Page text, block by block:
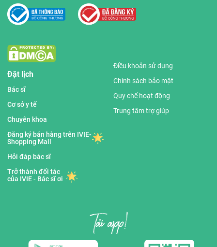
Đặt lịch
Bác sĩ
Cơ sở y tế
Chuyên khoa
Đăng ký bán hàng trên IVIE-
Shopping Mall
Hỏi đáp bác sĩ
Trở thành đối tác
của IVIE - Bác sĩ ơi
Điều khoản sử dụng
Chính sách bảo mật
Quy chế hoạt động
Trung tâm trợ giúp